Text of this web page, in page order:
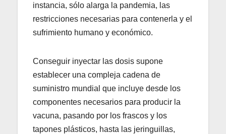
instancia, sólo alarga la pandemia, las
restricciones necesarias para contenerla y el
sufrimiento humano y económico.
Conseguir inyectar las dosis supone
establecer una compleja cadena de
suministro mundial que incluye desde los
componentes necesarios para producir la
vacuna, pasando por los frascos y los
tapones plásticos, hasta las jeringuillas,